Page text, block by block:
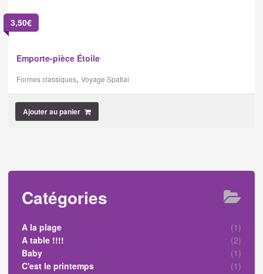
3,50€
Emporte-pièce Étoile
Formes classiques, Voyage Spatial
Ajouter au panier
Catégories
A la plage
(1)
A table !!!!
(2)
Baby
(1)
C'est le printemps
(1)